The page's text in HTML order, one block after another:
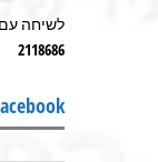
2118686